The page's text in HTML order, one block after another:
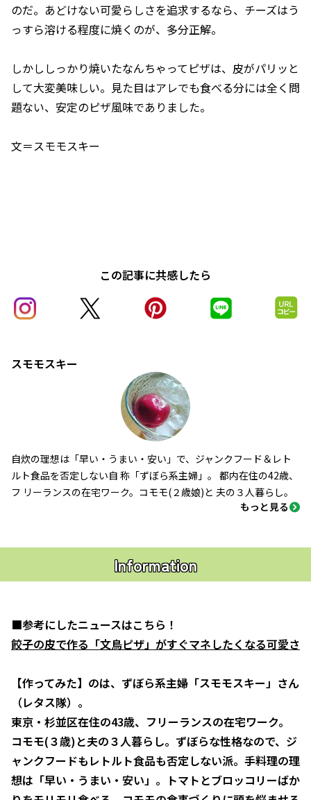
のだ。あどけない可愛らしさを追求するなら、チーズはう
っすら溶ける程度に焼くのが、多分正解。
しかししっかり焼いたなんちゃってピザは、皮がパリッと
して大変美味しい。見た目はアレでも食べる分には全く問
題ない、安定のピザ風味でありました。
文＝スモモスキー
この記事に共感したら
スモモスキー
自炊の理想は「早い・うまい・安い」で、ジャンクフード＆レト
ルト食品を否定しない自 称「ずぼら系主婦」。 都内在住の42歳、
フ リーランスの在宅ワーク。コモモ(２歳娘)と 夫の３人暮らし。
もっと見る
Information
■参考にしたニュースはこちら！
餃子の皮で作る「文鳥ピザ」がすぐマネしたくなる可愛さ
【作ってみた】のは、ずぼら系主婦「スモモスキー」さん
（レタス隊）。
東京・杉並区在住の43歳、フリーランスの在宅ワーク。
コモモ(３歳)と夫の３人暮らし。ずぼらな性格なので、ジ
ャンクフードもレトルト食品も否定しない派。手料理の理
想は「早い・うまい・安い」。トマトとブロッコリーばか